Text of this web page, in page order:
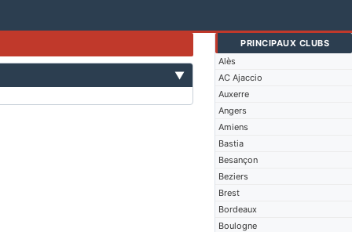
PRINCIPAUX CLUBS
Alès
AC Ajaccio
Auxerre
Angers
Amiens
Bastia
Besançon
Beziers
Brest
Bordeaux
Boulogne
▼